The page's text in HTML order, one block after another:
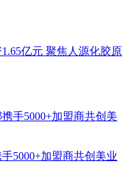
亿元 聚焦人源化胶原
5000+加盟商共创美业